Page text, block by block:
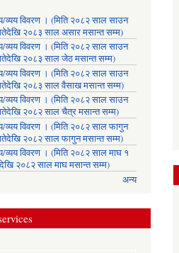
विवरण । (मिति २०८२ साल साउन
२०८३ साल असार मसान्त सम्म)
विवरण । (मिति २०८२ साल साउन
२०८३ साल जेठ मसान्त सम्म)
विवरण । (मिति २०८२ साल साउन
२०८३ साल वैसाख मसान्त सम्म)
विवरण । (मिति २०८२ साल साउन
२०८२ साल चैत्र मसान्त सम्म)
विवरण । (मिति २०८२ साल फागुन
२०८२ साल फागुन मसान्त सम्म)
विवरण । (मिति २०८२ साल माघ १
२०८२ साल माघ मसान्त सम्म)
अन्य